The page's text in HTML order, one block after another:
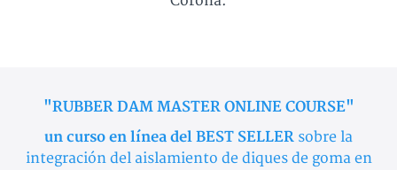
"RUBBER DAM MASTER ONLINE COURSE"
un curso en línea del BEST SELLER sobre la
integración del aislamiento de diques de goma en